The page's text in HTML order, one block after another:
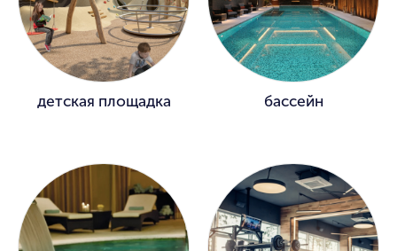
детская площадка бассейн